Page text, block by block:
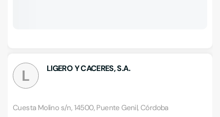
L LIGERO Y CACERES, S.A.
Cuesta Molino s/n, 14500, Puente Genil, Córdoba